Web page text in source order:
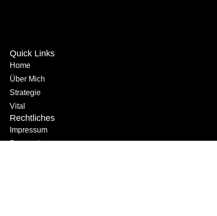
Quick Links
Home
Über Mich
Strategie
Vital
Rechtliches
Impressum
Datenschutz